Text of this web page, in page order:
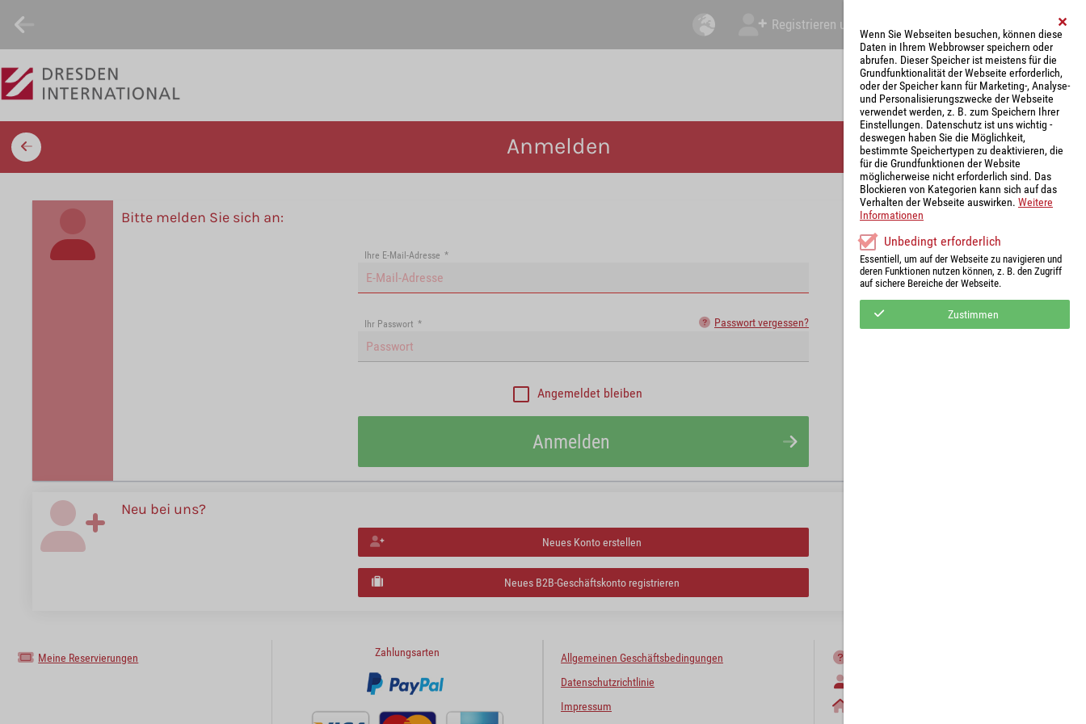
Registrieren und Angebot abgeben Mein Account
Anmelden
Bitte melden Sie sich an:
Ihre E-Mail-Adresse *
Passwort vergessen?
Ihr Passwort *
Angemeldet bleiben
Anmelden
Neu bei uns?
Neues Konto erstellen
Neues B2B-Geschäftskonto registrieren
Meine Reservierungen Zahlungsarten
Allgemeinen Geschäftsbedingungen
Datenschutzrichtlinie
Impressum
Wenn Sie Webseiten besuchen, können diese
Daten in Ihrem Webbrowser speichern oder
abrufen. Dieser Speicher ist meistens für die
Grundfunktionalität der Webseite erforderlich,
oder der Speicher kann für Marketing-, Analyse-
und Personalisierungszwecke der Webseite
verwendet werden, z. B. zum Speichern Ihrer
Einstellungen. Datenschutz ist uns wichtig -
deswegen haben Sie die Möglichkeit,
bestimmte Speichertypen zu deaktivieren, die
für die Grundfunktionen der Website
möglicherweise nicht erforderlich sind. Das
Blockieren von Kategorien kann sich auf das
Verhalten der Webseite auswirken. Weitere
Informationen
Unbedingt erforderlich
Essentiell, um auf der Webseite zu navigieren und
deren Funktionen nutzen können, z. B. den Zugriff
auf sichere Bereiche der Webseite.
Zustimmen